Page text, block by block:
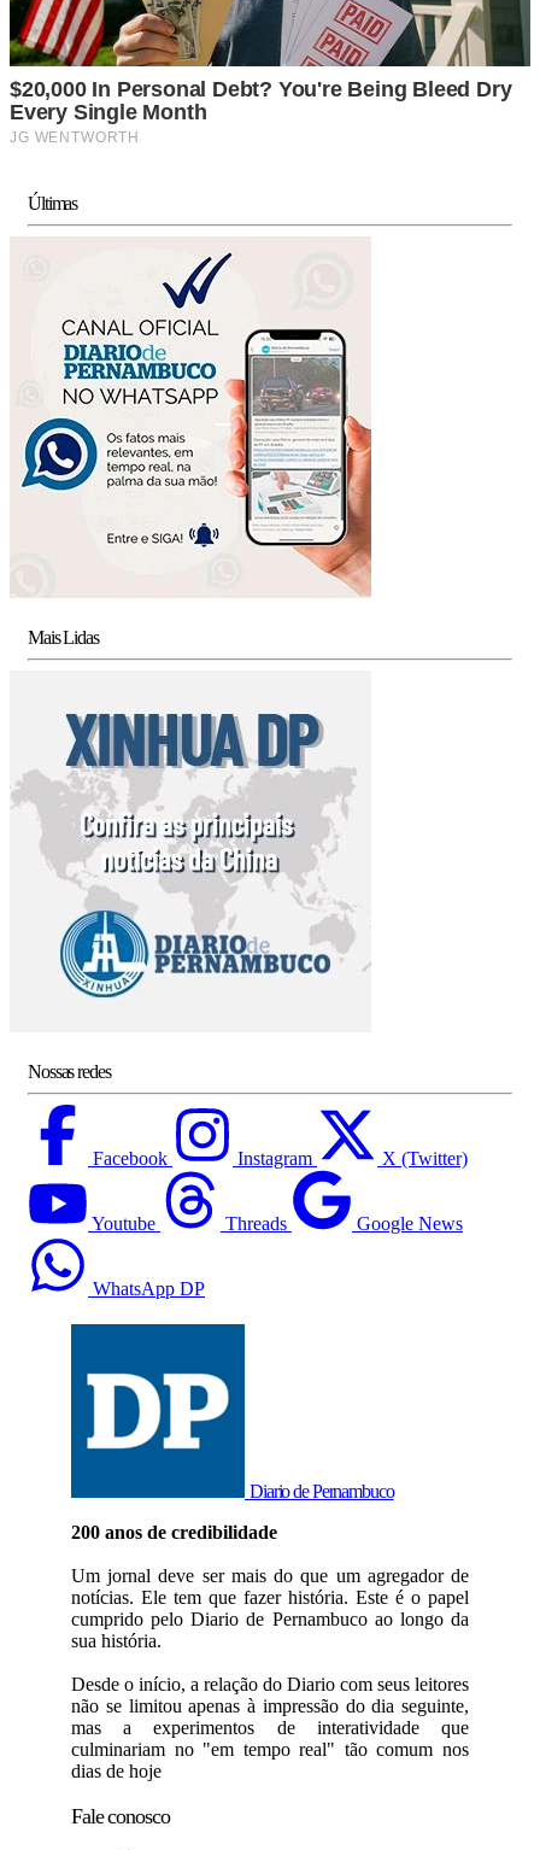
Últimas
Mais Lidas
Nossas redes
Facebook Instagram X (Twitter)
Youtube Threads Google News
WhatsApp DP
Diario de Pernambuco
200 anos de credibilidade
Um jornal deve ser mais do que um agregador de
notícias. Ele tem que fazer história. Este é o papel
cumprido pelo Diario de Pernambuco ao longo da
sua história.
Desde o início, a relação do Diario com seus leitores
não se limitou apenas à impressão do dia seguinte,
mas a experimentos de interatividade que
culminariam no "em tempo real" tão comum nos
dias de hoje
Fale conosco